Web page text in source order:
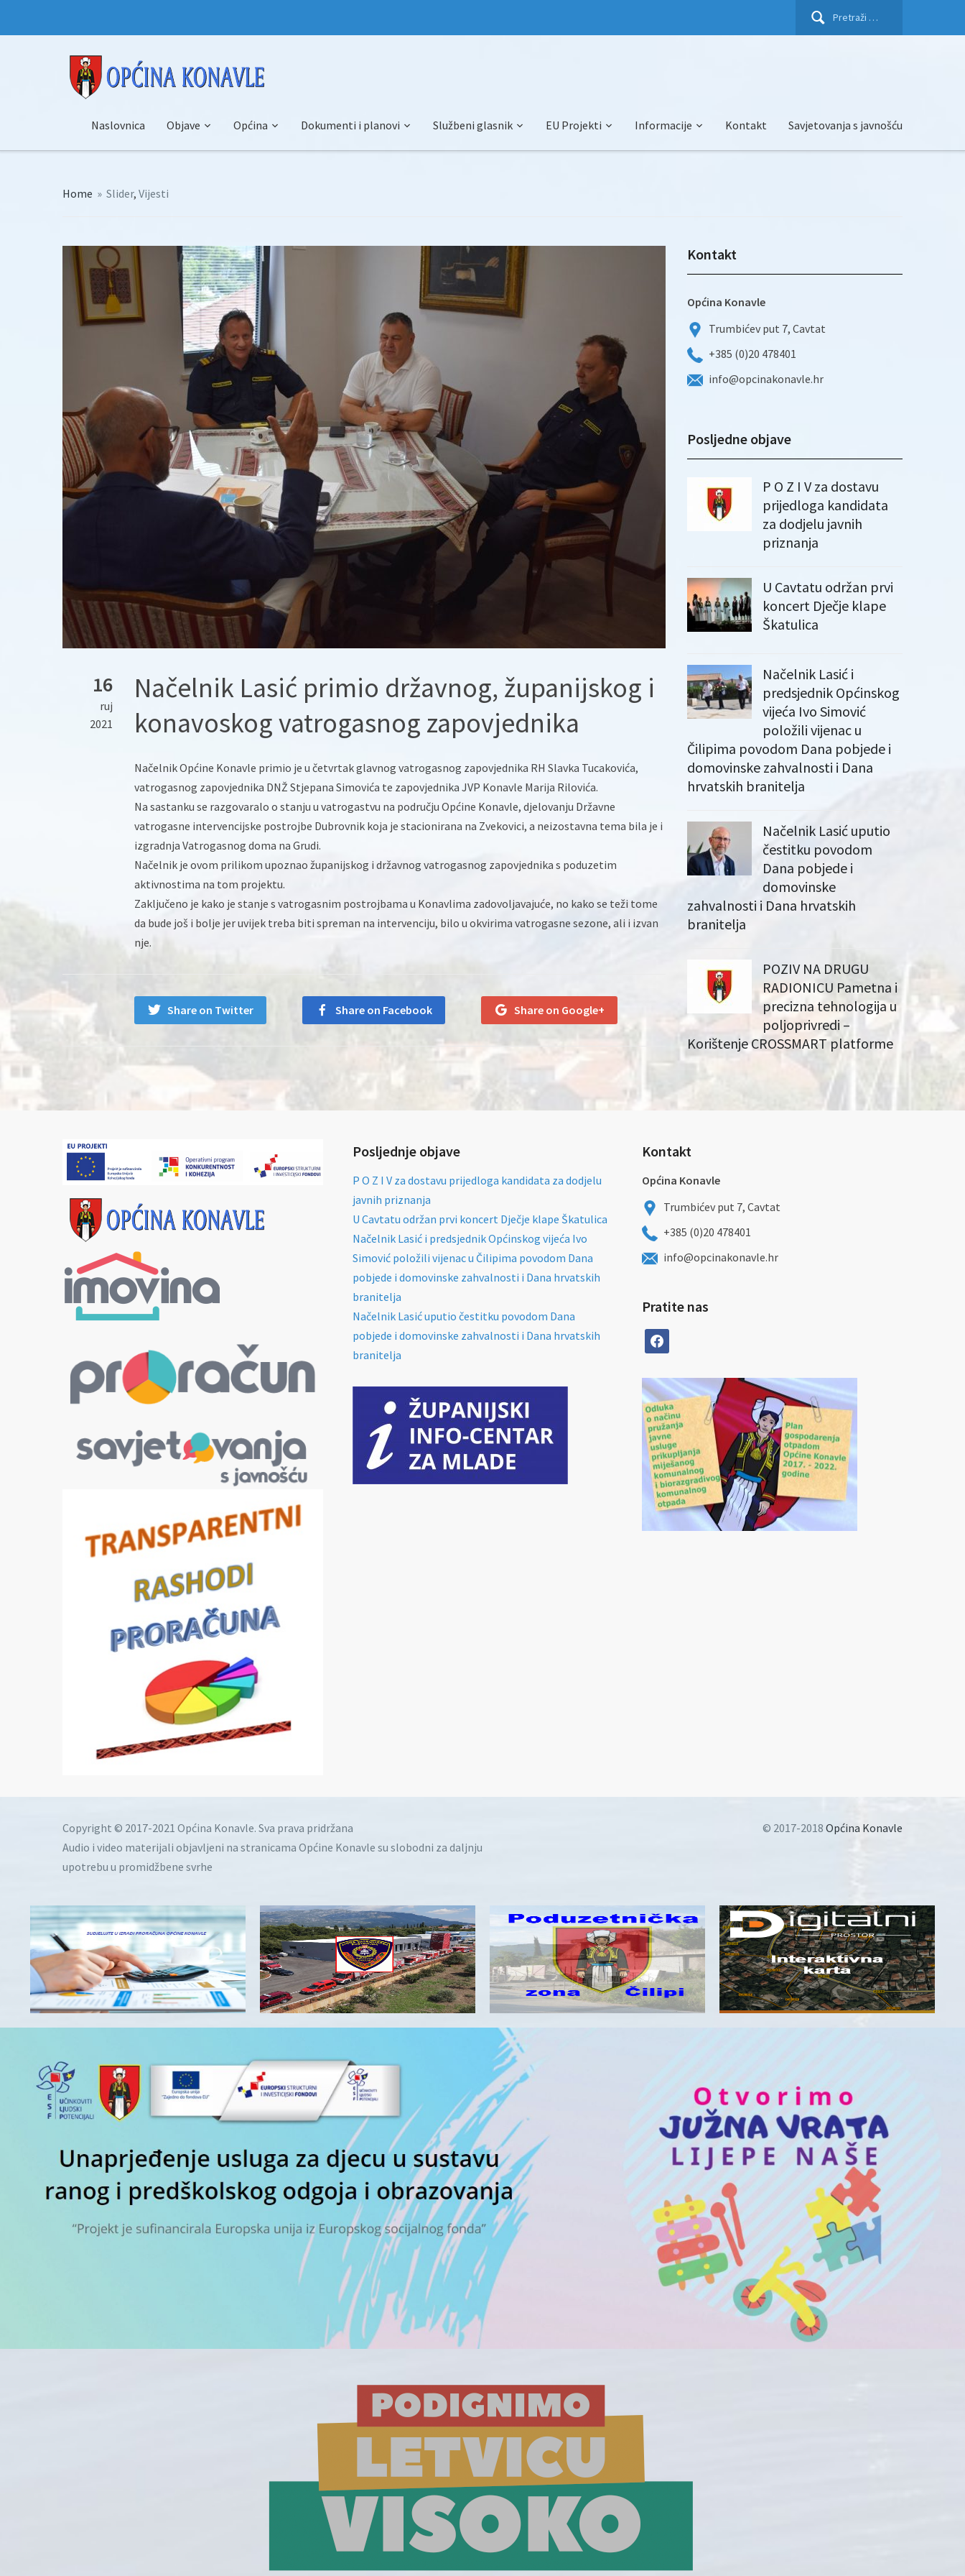
Pretraži:
Naslovnica Objave Općina Dokumenti i planovi Službeni glasnik EU Projekti Informacije Kontakt Savjetovanja s javnošću
Home » Slider, Vijesti
16
ruj
2021
Načelnik Lasić primio državnog, županijskog i
konavoskog vatrogasnog zapovjednika
Načelnik Općine Konavle primio je u četvrtak glavnog vatrogasnog zapovjednika RH Slavka Tucakovića,
vatrogasnog zapovjednika DNŽ Stjepana Simovića te zapovjednika JVP Konavle Marija Rilovića.
Na sastanku se razgovaralo o stanju u vatrogastvu na području Općine Konavle, djelovanju Državne
vatrogasne intervencijske postrojbe Dubrovnik koja je stacionirana na Zvekovici, a neizostavna tema bila je i
izgradnja Vatrogasnog doma na Grudi.
Načelnik je ovom prilikom upoznao županijskog i državnog vatrogasnog zapovjednika s poduzetim
aktivnostima na tom projektu.
Zaključeno je kako je stanje s vatrogasnim postrojbama u Konavlima zadovoljavajuće, no kako se teži tome
da bude još i bolje jer uvijek treba biti spreman na intervenciju, bilo u okvirima vatrogasne sezone, ali i izvan
nje.
Share on Twitter Share on Facebook Share on Google+
Kontakt
Općina Konavle
Trumbićev put 7, Cavtat
+385 (0)20 478401
info@opcinakonavle.hr
Posljedne objave
P O Z I V za dostavu
prijedloga kandidata
za dodjelu javnih
priznanja
U Cavtatu održan prvi
koncert Dječje klape
Škatulica
Načelnik Lasić i
predsjednik Općinskog
vijeća Ivo Simović
položili vijenac u
Čilipima povodom Dana pobjede i
domovinske zahvalnosti i Dana
hrvatskih branitelja
Načelnik Lasić uputio
čestitku povodom
Dana pobjede i
domovinske
zahvalnosti i Dana hrvatskih
branitelja
POZIV NA DRUGU
RADIONICU Pametna i
precizna tehnologija u
poljoprivredi –
Korištenje CROSSMART platforme
Posljednje objave
P O Z I V za dostavu prijedloga kandidata za dodjelu
javnih priznanja
U Cavtatu održan prvi koncert Dječje klape Škatulica
Načelnik Lasić i predsjednik Općinskog vijeća Ivo
Simović položili vijenac u Čilipima povodom Dana
pobjede i domovinske zahvalnosti i Dana hrvatskih
branitelja
Načelnik Lasić uputio čestitku povodom Dana
pobjede i domovinske zahvalnosti i Dana hrvatskih
branitelja
Kontakt
Općina Konavle
Trumbićev put 7, Cavtat
+385 (0)20 478401
info@opcinakonavle.hr
Pratite nas
facebook
Copyright © 2017-2021 Općina Konavle. Sva prava pridržana
Audio i video materijali objavljeni na stranicama Općine Konavle su slobodni za daljnju
upotrebu u promidžbene svrhe
© 2017-2018 Općina Konavle